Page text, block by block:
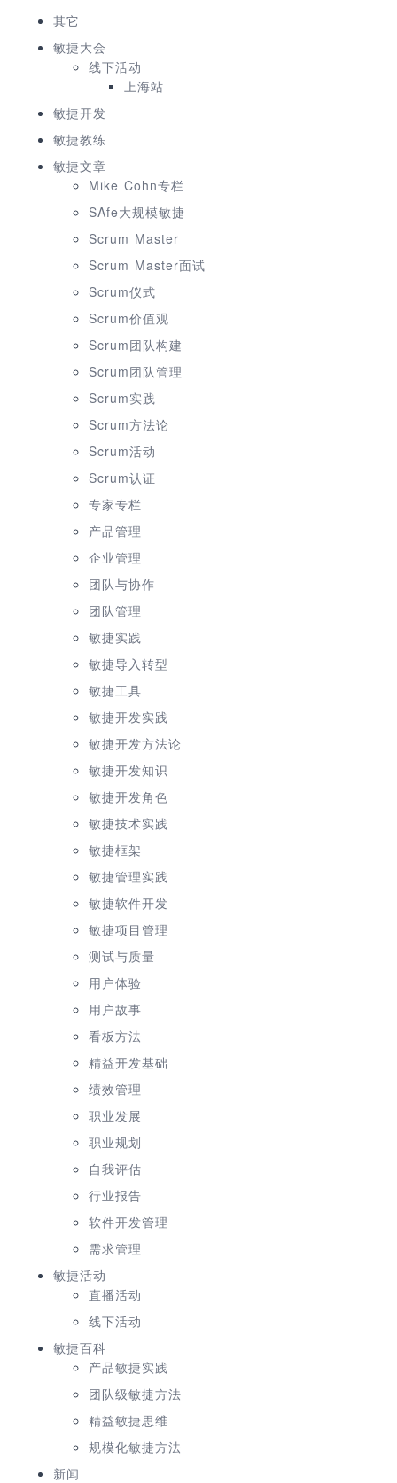
其它
敏捷大会
线下活动
上海站
敏捷开发
敏捷教练
敏捷文章
Mike Cohn专栏
SAfe大规模敏捷
Scrum Master
Scrum Master面试
Scrum仪式
Scrum价值观
Scrum团队构建
Scrum团队管理
Scrum实践
Scrum方法论
Scrum活动
Scrum认证
专家专栏
产品管理
企业管理
团队与协作
团队管理
敏捷实践
敏捷导入转型
敏捷工具
敏捷开发实践
敏捷开发方法论
敏捷开发知识
敏捷开发角色
敏捷技术实践
敏捷框架
敏捷管理实践
敏捷软件开发
敏捷项目管理
测试与质量
用户体验
用户故事
看板方法
精益开发基础
绩效管理
职业发展
职业规划
自我评估
行业报告
软件开发管理
需求管理
敏捷活动
直播活动
线下活动
敏捷百科
产品敏捷实践
团队级敏捷方法
精益敏捷思维
规模化敏捷方法
新闻